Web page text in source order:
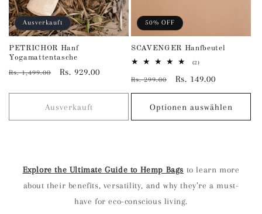
Ausverkauft
PETRICHOR Hanf
Yogamattentasche
Normaler
Rs. 1,499.00 Verkaufspreis
Rs. 929.00
Ausverkauft
50% OFF
SCAVENGER Hanfbeutel
(2)2
insgesamt
Normaler
Preis
Rs. 299.00 Verkaufspreis
Rs. 149.00
Optionen auswählen
Explore the Ultimate Guide to Hemp Bags to learn more
about their benefits, versatility, and why they’re a must-
have for eco-conscious living.